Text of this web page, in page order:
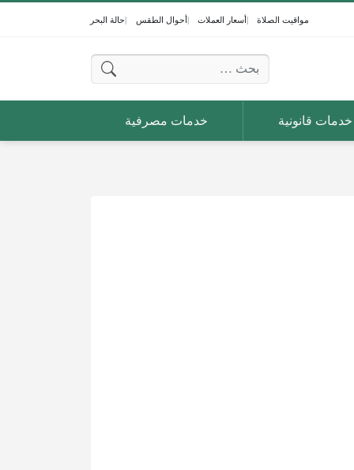
مواقيت الصلاة أسعار العملات أحوال الطقس حالة البحر
البحث عن:
خدمات قانونية خدمات مصرفية